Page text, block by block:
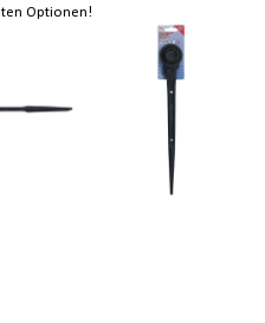
Optionen!